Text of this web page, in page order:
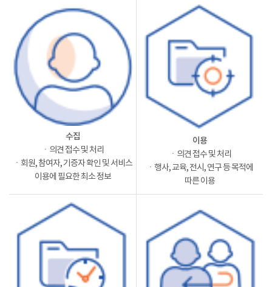
수집
ㆍ의견 접수 및 처리
ㆍ회원, 참여자, 기증자 확인 및 서비스
이용에 필요한 최소 정보
이용
ㆍ의견 접수 및 처리
ㆍ행사, 교육, 전시, 연구 등 목적에
따른 이용